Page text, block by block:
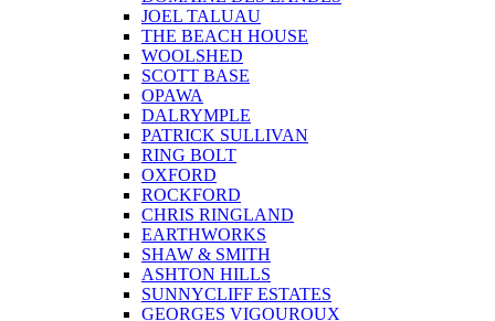
JOEL TALUAU
THE BEACH HOUSE
WOOLSHED
SCOTT BASE
OPAWA
DALRYMPLE
PATRICK SULLIVAN
RING BOLT
OXFORD
ROCKFORD
CHRIS RINGLAND
EARTHWORKS
SHAW & SMITH
ASHTON HILLS
SUNNYCLIFF ESTATES
GEORGES VIGOUROUX